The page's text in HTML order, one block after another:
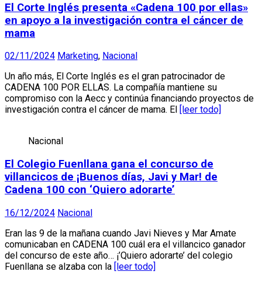
El Corte Inglés presenta «Cadena 100 por ellas»
en apoyo a la investigación contra el cáncer de
mama
02/11/2024 Marketing, Nacional
Un año más, El Corte Inglés es el gran patrocinador de
CADENA 100 POR ELLAS. La compañía mantiene su
compromiso con la Aecc y continúa financiando proyectos de
investigación contra el cáncer de mama. El
[leer todo]
Nacional
El Colegio Fuenllana gana el concurso de
villancicos de ¡Buenos días, Javi y Mar! de
Cadena 100 con ‘Quiero adorarte’
16/12/2024 Nacional
Eran las 9 de la mañana cuando Javi Nieves y Mar Amate
comunicaban en CADENA 100 cuál era el villancico ganador
del concurso de este año… ¡’Quiero adorarte’ del colegio
Fuenllana se alzaba con la [leer todo]